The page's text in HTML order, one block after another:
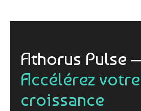
Athorus Pulse
Accélérez votre
croissance